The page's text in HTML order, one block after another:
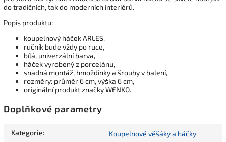
do tradičních, tak do moderních interiérů.
Popis produktu:
koupelnový háček ARLES,
ručník bude vždy po ruce,
bílá, univerzální barva,
háček vyrobený z porcelánu,
snadná montáž, hmoždinky a šrouby v balení,
rozměry: průměr 6 cm, výška 6 cm,
originální produkt značky WENKO.
Doplňkové parametry
Kategorie: Koupelnové věšáky a háčky